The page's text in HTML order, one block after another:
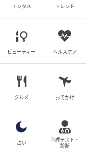
エンタメ トレンド
ビューティー ヘルスケア
グルメ おでかけ
占い
心理テスト・
診断